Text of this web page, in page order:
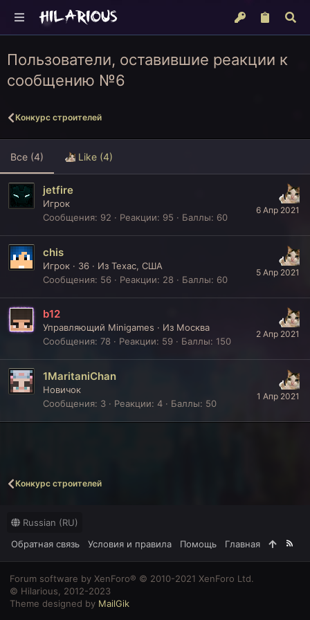
Пользователи, оставившие реакции к
сообщению №6
Конкурс строителей
Все (4) Like (4)
6 Апр 2021
jetfire
Игрок
Сообщения 92 Реакции 95 Баллы 60
5 Апр 2021
chis
Игрок · 36 · Из Техас, США
Сообщения 56 Реакции 28 Баллы 60
2 Апр 2021
b12
Управляющий Minigames · Из Москва
Сообщения 78 Реакции 59 Баллы 150
1 Апр 2021
1MaritaniChan
Новичок
Сообщения 3 Реакции 4 Баллы 50
Конкурс строителей
Russian (RU)
Обратная связь
Условия и правила Помощь Главная
R
S
Forum software by XenForo® © 2010-2021 XenForo Ltd.
© Hilarious, 2012-2023
Theme designed by MailGik